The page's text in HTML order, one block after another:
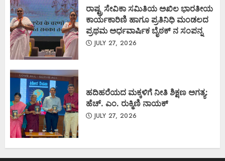
ರಾಷ್ಟ್ರ ಸೇವಿಕಾ ಸಮಿತಿಯ ಅಖಿಲ ಭಾರತೀಯ
ಕಾರ್ಯಕಾರಿಣಿ ಹಾಗೂ ಪ್ರತಿನಿಧಿ ಮಂಡಲದ
ಪ್ರಥಮ ಅರ್ಧವಾರ್ಷಿಕ ಬೈಠಕ್ ನ ಸಂಪನ್ನ
JULY 27, 2026
ಹದಿಹರೆಯದ ಮಕ್ಕಳಿಗೆ ನೀತಿ ಶಿಕ್ಷಣ ಅಗತ್ಯ:
ಹೆಚ್. ಎಂ. ರುಕ್ಮಿಣಿ ನಾಯಕ್
JULY 27, 2026